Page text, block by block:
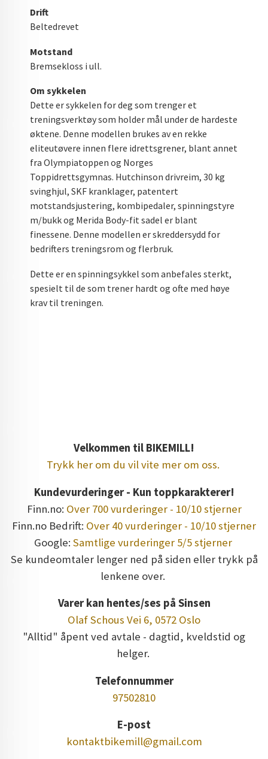
Drift
Beltedrevet
Motstand
Bremsekloss i ull.
Om sykkelen
Dette er sykkelen for deg som trenger et
treningsverktøy som holder mål under de hardeste
øktene. Denne modellen brukes av en rekke
eliteutøvere innen flere idrettsgrener, blant annet
fra Olympiatoppen og Norges
Toppidrettsgymnas. Hutchinson drivreim, 30 kg
svinghjul, SKF kranklager, patentert
motstandsjustering, kombipedaler, spinningstyre
m/bukk og Merida Body-fit sadel er blant
finessene. Denne modellen er skreddersydd for
bedrifters treningsrom og flerbruk.
Dette er en spinningsykkel som anbefales sterkt,
spesielt til de som trener hardt og ofte med høye
krav til treningen.
Velkommen til BIKEMILL!
Trykk her om du vil vite mer om oss.
Kundevurderinger - Kun toppkarakterer!
Finn.no: Over 700 vurderinger - 10/10 stjerner
Finn.no Bedrift: Over 40 vurderinger - 10/10 stjerner
Google: Samtlige vurderinger 5/5 stjerner
Se kundeomtaler lenger ned på siden eller trykk på
lenkene over.
Varer kan hentes/ses på Sinsen
Olaf Schous Vei 6, 0572 Oslo
"Alltid" åpent ved avtale - dagtid, kveldstid og
helger.
Telefonnummer
97502810
E-post
kontaktbikemill@gmail.com